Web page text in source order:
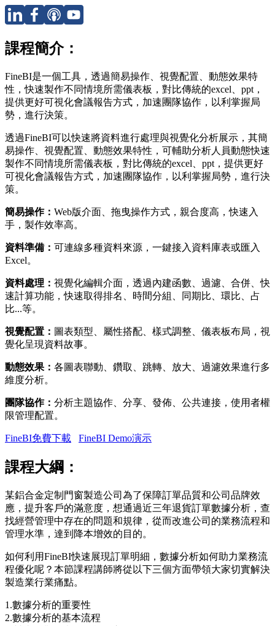
課程簡介：
FineBI是一個工具，透過簡易操作、視覺配置、動態效果特
性，快速製作不同情境所需儀表板，對比傳統的excel、ppt，
提供更好可視化會議報告方式，加速團隊協作，以利掌握局
勢，進行決策。
透過FineBI可以快速將資料進行處理與視覺化分析展示，其簡
易操作、視覺配置、動態效果特性，可輔助分析人員動態快速
製作不同情境所需儀表板，對比傳統的excel、ppt，提供更好
可視化會議報告方式，加速團隊協作，以利掌握局勢，進行決
策。
簡易操作： Web版介面、拖曳操作方式，親合度高，快速入
手，製作效率高。
資料準備： 可連線多種資料來源，一鍵接入資料庫表或匯入
Excel。
資料處理： 視覺化編輯介面，透過內建函數、過濾、合併、快
速計算功能，快速取得排名、時間分組、同期比、環比、占
比...等。
視覺配置： 圖表類型、屬性搭配、樣式調整、儀表板布局，視
覺化呈現資料故事。
動態效果： 各圖表聯動、鑽取、跳轉、放大、過濾效果進行多
維度分析。
團隊協作： 分析主題協作、分享、發佈、公共連接，使用者權
限管理配置。
FineBI免費下載 FineBI Demo演示
課程大綱：
某鋁合金定制門窗製造公司為了保障訂單品質和公司品牌效
應，提升客戶的滿意度，想通過近三年退貨訂單數據分析，查
找經營管理中存在的問題和規律，從而改進公司的業務流程和
管理水準，達到降本增效的目的。
如何利用FineBI快速展現訂單明細，數據分析如何助力業務流
程優化呢？本節課程講師將從以下三個方面帶領大家切實解決
製造業行業痛點。
1.數據分析的重要性
2.數據分析的基本流程